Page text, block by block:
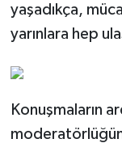
yaşadıkça,
yarınlara hep
Konuşmaların